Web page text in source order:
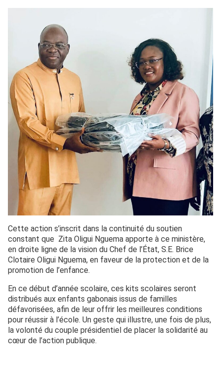
Cette action s’inscrit dans la continuité du soutien
constant que Zita Oligui Nguema apporte à ce ministère,
en droite ligne de la vision du Chef de l’État, S.E. Brice
Clotaire Oligui Nguema, en faveur de la protection et de la
promotion de l’enfance.
En ce début d’année scolaire, ces kits scolaires seront
distribués aux enfants gabonais issus de familles
défavorisées, afin de leur offrir les meilleures conditions
pour réussir à l’école. Un geste qui illustre, une fois de plus,
la volonté du couple présidentiel de placer la solidarité au
cœur de l’action publique.